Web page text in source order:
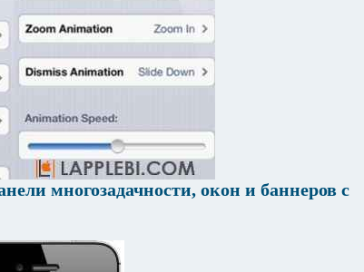
многозадачности, окон и баннеров с